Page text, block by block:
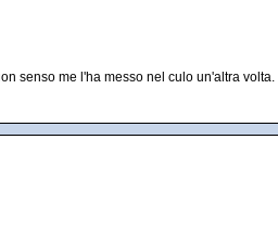
senso me l'ha messo nel culo un'altra volta.